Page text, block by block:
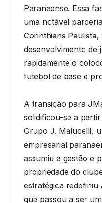
Paranaense. Essa
uma notável
Corinthians
desenvolvimento de
rapidamente o
futebol de base e
A transição para
solidificou-se a
Grupo J. Malucelli,
empresarial
assumiu a gestão e
propriedade do
estratégica redefiniu
que passou a ser